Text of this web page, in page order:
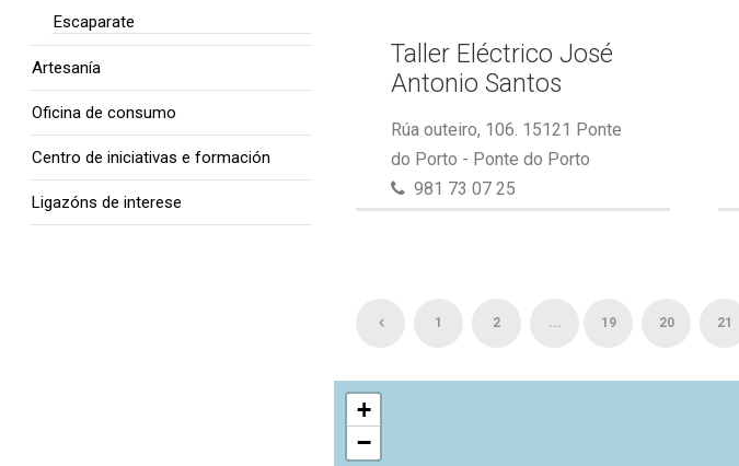
Taller Eléctrico José
Antonio Santos
Rúa outeiro, 106. 15121 Ponte
do Porto - Ponte do Porto
981 73 07 25
1 2 ... 19 20 21
+
−
Escaparate
Artesanía
Oficina de consumo
Centro de iniciativas e formación
Ligazóns de interese